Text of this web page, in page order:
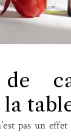
pas un effet